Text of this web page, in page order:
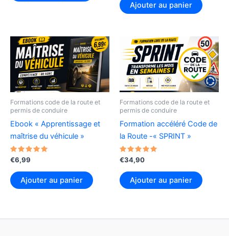
Ajouter au panier
Formations code de la route et
permis de conduire
Ebook « Apprentissage et
maîtrise du véhicule »
Note
4.74
sur 5
€6,99
Ajouter au panier
Formations code de la route et
permis de conduire
Formation accéléré Code de
la Route -« SPRINT »
Note
4.75
sur 5
€34,90
Ajouter au panier